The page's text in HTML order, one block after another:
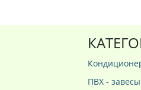
ПВХ - завесы